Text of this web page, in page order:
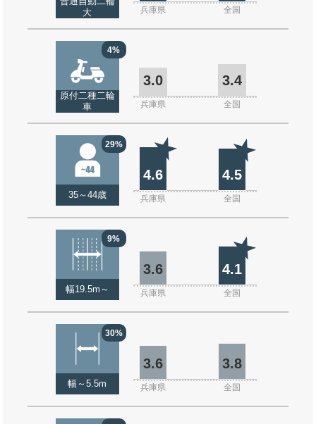
大
兵庫県 全国
4%
原付二種二輪
車
3.0 3.4
兵庫県 全国
29%
35～44歳
4.6 4.5
兵庫県 全国
9%
幅19.5m～
3.6 4.1
兵庫県 全国
30%
幅～5.5m
3.6 3.8
兵庫県 全国